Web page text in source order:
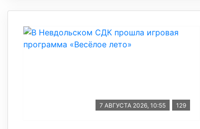
7 АВГУСТА 2026, 10:55 129